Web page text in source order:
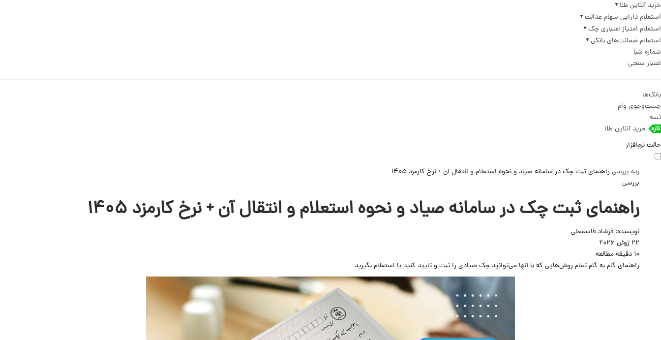
خرید آنلاین طلا
استعلام دارایی سهام عدالت
استعلام امتیاز اعتباری چک
استعلام ضمانت‌های بانکی
شماره شبا
اعتبار سنجی
بانک‌ها
جست‌وجوی وام
تسه
خرید آنلاین طلا
حالت نرم‌افزار
رده بررسی راهنمای ثبت چک در سامانه صیاد و نحوه استعلام و انتقال آن + نرخ کارمزد 1405
بررسی
راهنمای ثبت چک در سامانه صیاد و نحوه استعلام و انتقال آن + نرخ کارمزد 1405
نویسنده: فرشاد قاسمعلی
22 ژوئن 2026
10 دقیقه مطالعه
راهنمای گام به گام تمام روش‌هایی که با آنها می‌توانید چک صیادی را ثبت و تایید کنید یا استعلام بگیرید